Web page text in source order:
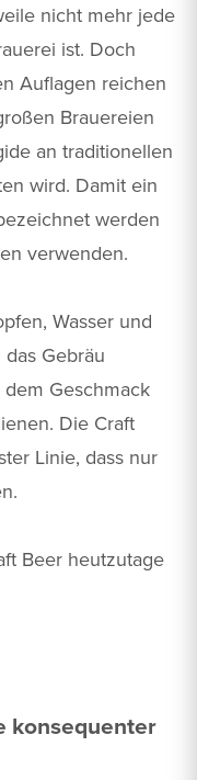
nicht mehr jede
ist. Doch
Auflagen reichen
Brauereien
an traditionellen
wird. Damit ein
werden
verwenden.
Wasser und
Gebräu
Geschmack
Die Craft
Linie, dass nur
Beer heutzutage
konsequenter